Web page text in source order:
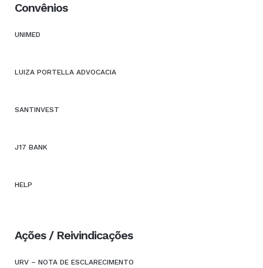
Convênios
UNIMED
LUIZA PORTELLA ADVOCACIA
SANTINVEST
J17 BANK
HELP
Ações / Reivindicações
URV – NOTA DE ESCLARECIMENTO